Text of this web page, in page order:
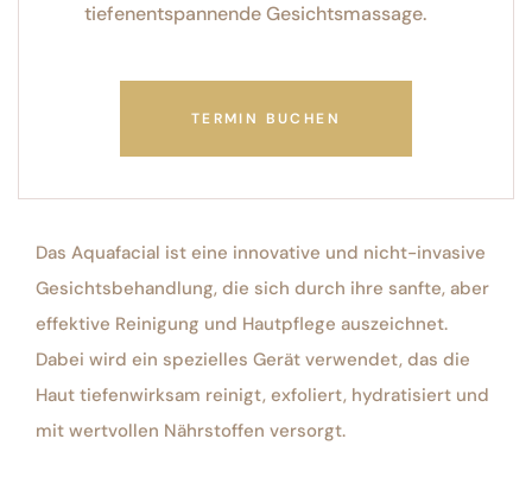
tiefenentspannende Gesichtsmassage.
TERMIN BUCHEN
Das Aquafacial ist eine innovative und nicht-invasive
Gesichtsbehandlung, die sich durch ihre sanfte, aber
effektive Reinigung und Hautpflege auszeichnet.
Dabei wird ein spezielles Gerät verwendet, das die
Haut tiefenwirksam reinigt, exfoliert, hydratisiert und
mit wertvollen Nährstoffen versorgt.